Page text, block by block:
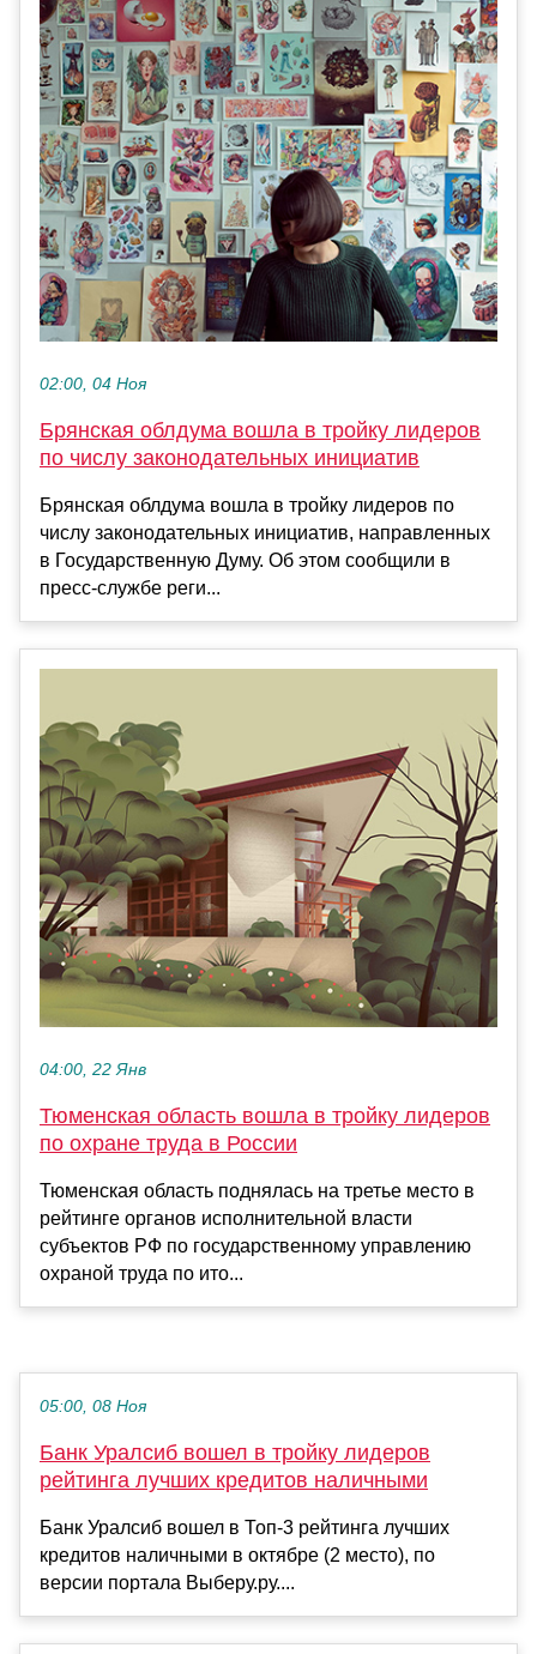
02:00, 04 Ноя
Брянская облдума вошла в тройку лидеров
по числу законодательных инициатив
Брянская облдума вошла в тройку лидеров по
числу законодательных инициатив, направленных
в Государственную Думу. Об этом сообщили в
пресс-службе реги...
04:00, 22 Янв
Тюменская область вошла в тройку лидеров
по охране труда в России
Тюменская область поднялась на третье место в
рейтинге органов исполнительной власти
субъектов РФ по государственному управлению
охраной труда по ито...
05:00, 08 Ноя
Банк Уралсиб вошел в тройку лидеров
рейтинга лучших кредитов наличными
Банк Уралсиб вошел в Топ-3 рейтинга лучших
кредитов наличными в октябре (2 место), по
версии портала Выберу.ру....